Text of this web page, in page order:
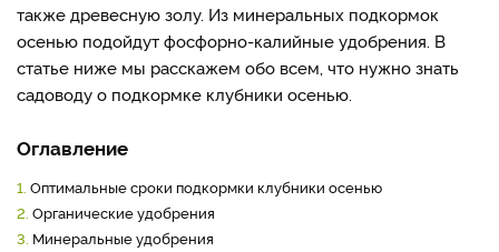
также древесную золу. Из минеральных подкормок
осенью подойдут фосфорно-калийные удобрения. В
статье ниже мы расскажем обо всем, что нужно знать
садоводу о подкормке клубники осенью.
Оглавление
1. Оптимальные сроки подкормки клубники осенью
2. Органические удобрения
3. Минеральные удобрения